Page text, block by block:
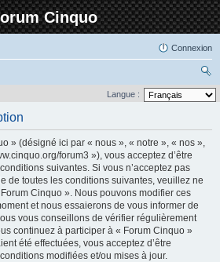
Cinquo
Connexion
ec
ch
er
Langue :
» (désigné ici par « nous », « notre », « nos »,
forum3 »), vous acceptez d’être
suivantes. Si vous n’acceptez pas
de toutes les conditions suivantes, veuillez ne
Cinquo ». Nous pouvons modifier ces
et nous essaierons de vous informer de
vous conseillons de vérifier régulièrement
continuez à participer à « Forum Cinquo »
été effectuées, vous acceptez d’être
modifiées et/ou mises à jour.